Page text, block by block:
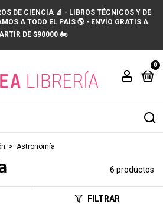
DE CIENCIA 🔬 - LIBROS TÉCNICOS Y DE
A TODO EL PAÍS 🌎 - ENVÍO GRATIS A
DE $90000 🏍️
0
> Astronomía
6 productos
FILTRAR